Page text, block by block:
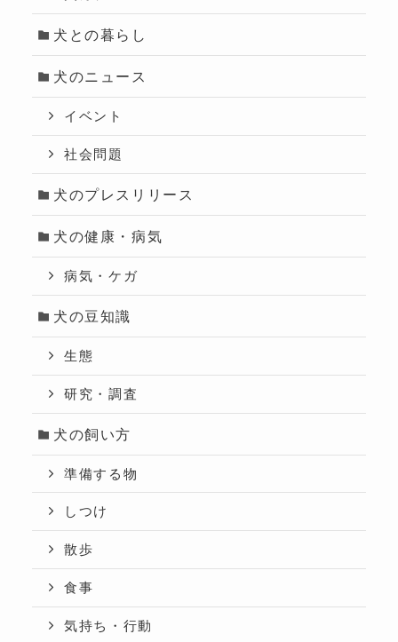
犬との暮らし
犬のニュース
イベント
社会問題
犬のプレスリリース
犬の健康・病気
病気・ケガ
犬の豆知識
生態
研究・調査
犬の飼い方
準備する物
しつけ
散歩
食事
気持ち・行動